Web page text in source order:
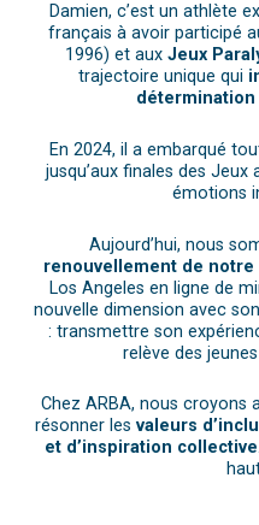
Damien, c’est un athlète
français à avoir participé
1996) et aux Jeux
trajectoire unique qui
En 2024, il a embarqué
jusqu’aux finales des
émotions
Aujourd’hui, nous
renouvellement de notre
Los Angeles en ligne de
nouvelle dimension avec
: transmettre son
relève des
Chez ARBA, nous croyons
résonner lesvaleurs
et d’inspiration collective